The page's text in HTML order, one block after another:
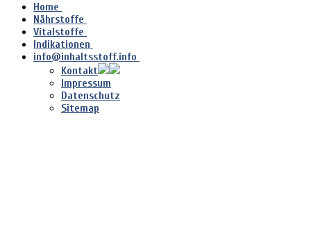
Home
Nährstoffe
Vitalstoffe
Indikationen
info@inhaltsstoff.info
Kontakt
Impressum
Datenschutz
Sitemap